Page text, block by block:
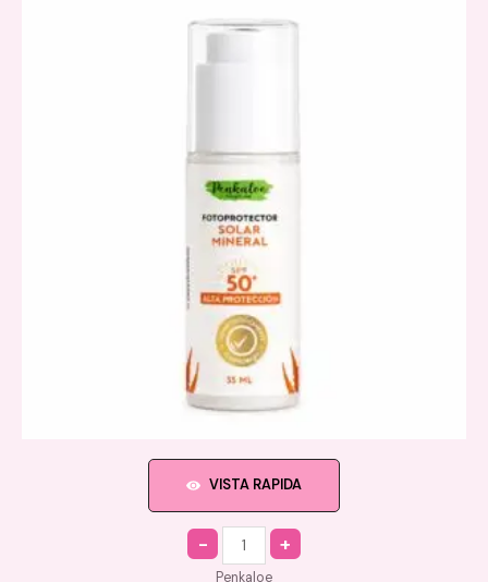
VISTA RAPIDA
Quantity
Penkaloe